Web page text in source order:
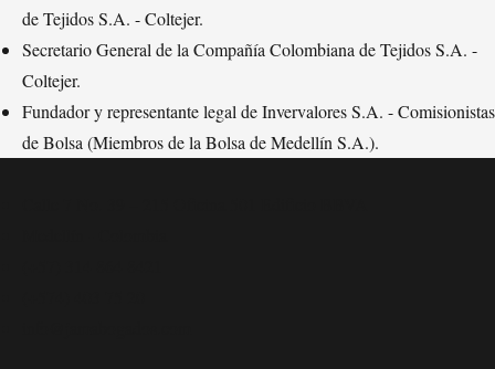
de Tejidos S.A. - Coltejer.
Secretario General de la Compañía Colombiana de Tejidos S.A. -
Coltejer.
Fundador y representante legal de Invervalores S.A. - Comisionistas
de Bolsa (Miembros de la Bolsa de Medellín S.A.).